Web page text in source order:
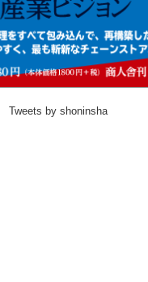
Tweets by shoninsha